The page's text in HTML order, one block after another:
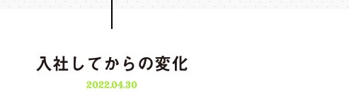
入社してからの変化
2022.04.30